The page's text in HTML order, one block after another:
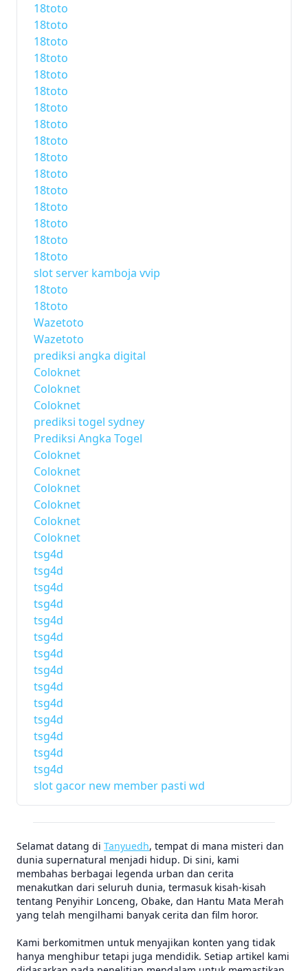
18toto
18toto
18toto
18toto
18toto
18toto
18toto
18toto
18toto
18toto
18toto
18toto
18toto
18toto
18toto
18toto
slot server kamboja vvip
18toto
18toto
Wazetoto
Wazetoto
prediksi angka digital
Coloknet
Coloknet
Coloknet
prediksi togel sydney
Prediksi Angka Togel
Coloknet
Coloknet
Coloknet
Coloknet
Coloknet
Coloknet
tsg4d
tsg4d
tsg4d
tsg4d
tsg4d
tsg4d
tsg4d
tsg4d
tsg4d
tsg4d
tsg4d
tsg4d
tsg4d
tsg4d
slot gacor new member pasti wd
Selamat datang di Tanyuedh, tempat di mana misteri dan
dunia supernatural menjadi hidup. Di sini, kami
membahas berbagai legenda urban dan cerita
menakutkan dari seluruh dunia, termasuk kisah-kisah
tentang Penyihir Lonceng, Obake, dan Hantu Mata Merah
yang telah mengilhami banyak cerita dan film horor.
Kami berkomitmen untuk menyajikan konten yang tidak
hanya menghibur tetapi juga mendidik. Setiap artikel kami